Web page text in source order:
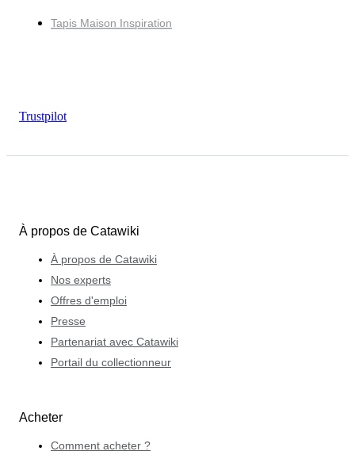
Tapis Maison Inspiration
Trustpilot
À propos de Catawiki
À propos de Catawiki
Nos experts
Offres d'emploi
Presse
Partenariat avec Catawiki
Portail du collectionneur
Acheter
Comment acheter ?